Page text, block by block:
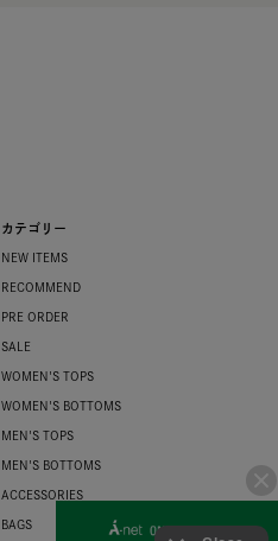
カテゴリー
NEW ITEMS
RECOMMEND
PRE ORDER
SALE
WOMEN'S TOPS
WOMEN'S BOTTOMS
MEN'S TOPS
MEN'S BOTTOMS
ACCESSORIES
BAGS